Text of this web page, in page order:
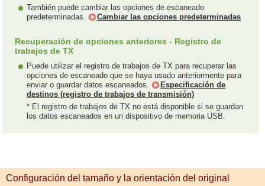
También puede cambiar las opciones de escaneado
predeterminadas.
Cambiar las opciones predeterminadas
Recuperación de opciones anteriores - Registro de
trabajos de TX
Puede utilizar el registro de trabajos de TX para recuperar las
opciones de escaneado que se haya usado anteriormente para
enviar o guardar datos escaneados.
Especificación de
destinos (registro de trabajos de transmisión)
* El registro de trabajos de TX no está disponible si se guardan
los datos escaneados en un dispositivo de memoria USB.
Configuración del tamaño y la orientación del original